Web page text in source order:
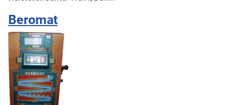
Beromat